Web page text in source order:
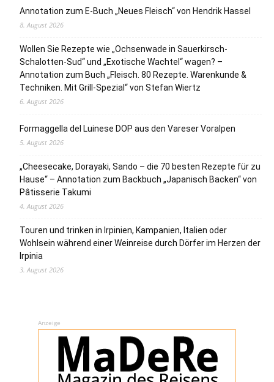
Annotation zum E-Buch „Neues Fleisch“ von Hendrik Hassel
8. August 2026
Wollen Sie Rezepte wie „Ochsenwade in Sauerkirsch-
Schalotten-Sud“ und „Exotische Wachtel“ wagen? –
Annotation zum Buch „Fleisch. 80 Rezepte. Warenkunde &
Techniken. Mit Grill-Spezial“ von Stefan Wiertz
6. August 2026
Formaggella del Luinese DOP aus den Vareser Voralpen
5. August 2026
„Cheesecake, Dorayaki, Sando – die 70 besten Rezepte für zu
Hause“ – Annotation zum Backbuch „Japanisch Backen“ von
Pâtisserie Takumi
4. August 2026
Touren und trinken in Irpinien, Kampanien, Italien oder
Wohlsein während einer Weinreise durch Dörfer im Herzen der
Irpinia
3. August 2026
Anzeige